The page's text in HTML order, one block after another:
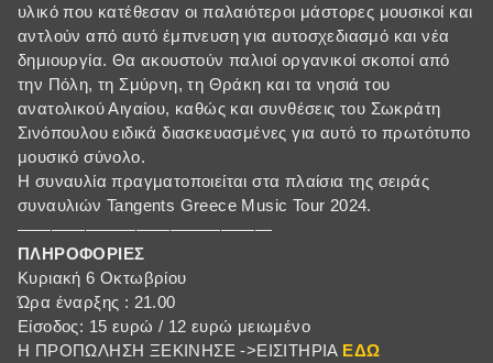
υλικό που κατέθεσαν οι παλαιότεροι μάστορες μουσικοί και
αντλούν από αυτό έμπνευση για αυτοσχεδιασμό και νέα
δημιουργία. Θα ακουστούν παλιοί οργανικοί σκοποί από
την Πόλη, τη Σμύρνη, τη Θράκη και τα νησιά του
ανατολικού Αιγαίου, καθώς και συνθέσεις του Σωκράτη
Σινόπουλου ειδικά διασκευασμένες για αυτό το πρωτότυπο
μουσικό σύνολο.
Η συναυλία πραγματοποιείται στα πλαίσια της σειράς
συναυλιών Tangents Greece Music Tour 2024.
———————————————
ΠΛΗΡΟΦΟΡΙΕΣ
Κυριακή 6 Οκτωβρίου
Ώρα έναρξης : 21.00
Είσοδος: 15 ευρώ / 12 ευρώ μειωμένο
Η ΠΡΟΠΩΛΗΣΗ ΞΕΚΙΝΗΣΕ ->ΕΙΣΙΤΗΡΙΑ ΕΔΩ